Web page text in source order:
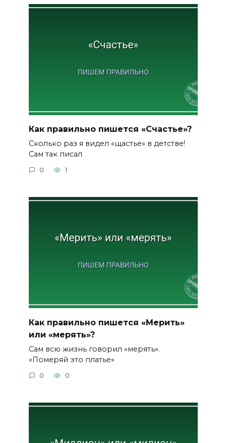
Как правильно пишется «Счастье»?
Сколько раз я видел «щастье» в детстве!
Сам так писал
0 1
Как правильно пишется «Мерить»
или «мерять»?
Сам всю жизнь говорил «мерять».
«Померяй это платье»
0 0